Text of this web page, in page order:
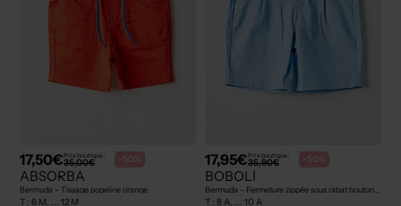
17,50€Prix boutique :
35,00€ -50%
ABSORBA
Bermuda - Tissage popeline orange
T : 6 M, ... 12 M
17,95€Prix boutique :
35,90€ -50%
BOBOLI
T : 8 A, ... 10 A